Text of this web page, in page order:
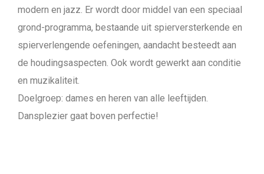
modern en jazz. Er wordt door middel van een speciaal
grond-programma, bestaande uit spierversterkende en
spierverlengende oefeningen, aandacht besteedt aan
de houdingsaspecten. Ook wordt gewerkt aan conditie
en muzikaliteit.
Doelgroep: dames en heren van alle leeftijden.
Dansplezier gaat boven perfectie!